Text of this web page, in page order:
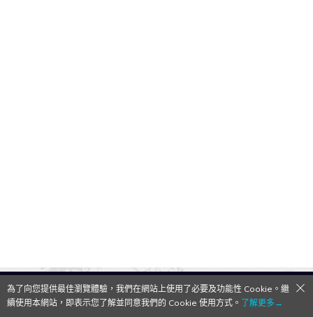
QooApp Limited © 2026
為了向您提供最佳瀏覽體驗，我們在網站上使用了必要及功能性 Cookie。繼
續使用本網站，即表示您了解並同意我們的 Cookie 使用方式。 了解更多→